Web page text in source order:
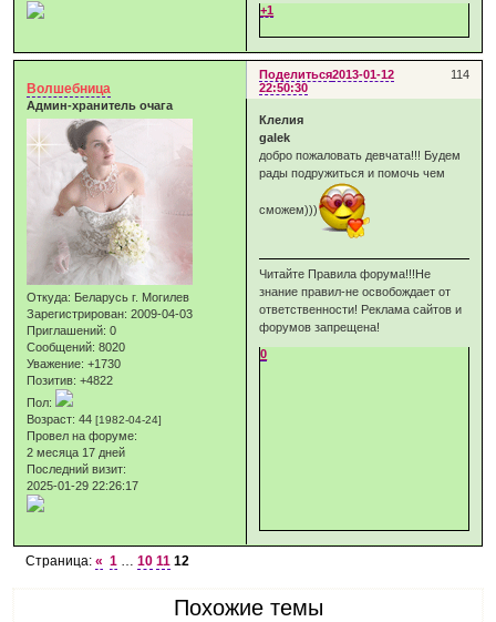
+1
Поделиться 114
2013-01-12
22:50:30
Волшебница
Админ-хранитель очага
Откуда: Беларусь г. Могилев
Зарегистрирован: 2009-04-03
Приглашений: 0
Сообщений: 8020
Уважение: +1730
Позитив: +4822
Пол:
Возраст: 44[1982-04-24]
Провел на форуме:
2 месяца 17 дней
Последний визит:
2025-01-29 22:26:17
Клелия
galek
добро пожаловать девчата!!! Будем
рады подружиться и помочь чем
сможем)))
Читайте Правила форума!!!Не
знание правил-не освобождает от
ответственности! Реклама сайтов и
форумов запрещена!
0
Страница:« 1 … 10 11 12
Похожие темы